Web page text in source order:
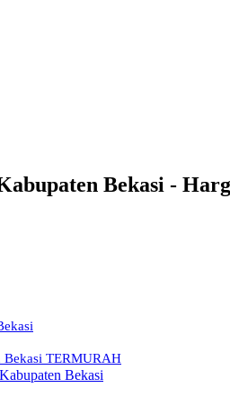
Bekasi -
Bekasi TERMURAH
Bekasi